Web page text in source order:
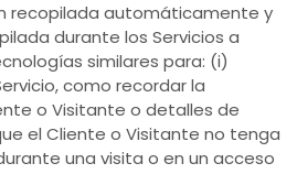
recopilada automáticamente y
durante los Servicios a
similares para: (i)
como recordar la
o Visitante o detalles de
el Cliente o Visitante no tenga
una visita o en un acceso